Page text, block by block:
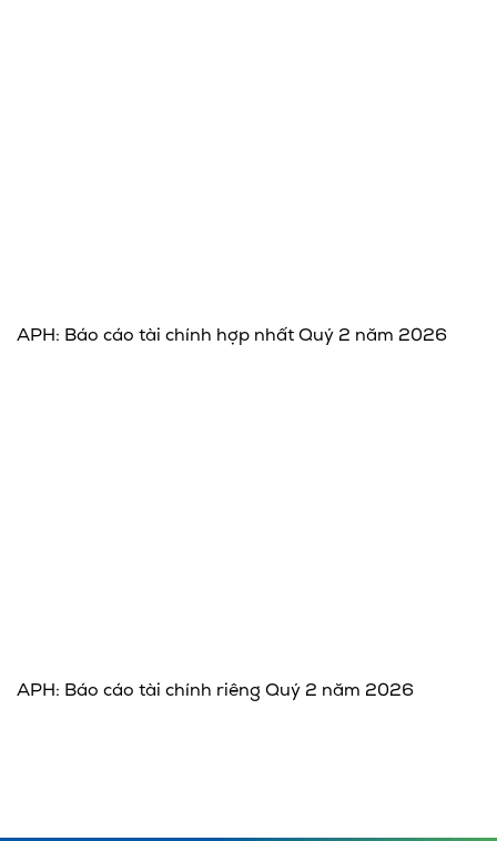
APH: Báo cáo tài chính hợp nhất Quý 2 năm 2026
APH: Báo cáo tài chính riêng Quý 2 năm 2026